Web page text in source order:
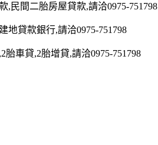
,民間二胎房屋貸款,請洽0975-751798
地貸款銀行,請洽0975-751798
車貸,2胎增貸,請洽0975-751798